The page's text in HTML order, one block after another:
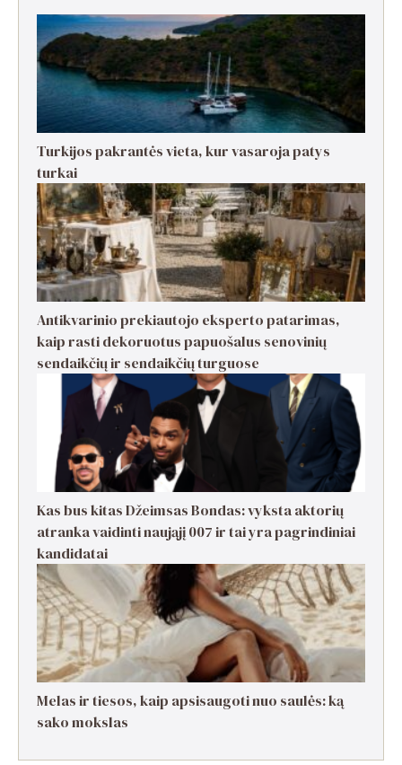
Turkijos pakrantės vieta, kur vasaroja patys
turkai
Antikvarinio prekiautojo eksperto patarimas,
kaip rasti dekoruotus papuošalus senovinių
sendaikčių ir sendaikčių turguose
Kas bus kitas Džeimsas Bondas: vyksta aktorių
atranka vaidinti naująjį 007 ir tai yra pagrindiniai
kandidatai
Melas ir tiesos, kaip apsisaugoti nuo saulės: ką
sako mokslas